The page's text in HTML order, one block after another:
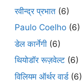
रवीन्द्र प्रभात (6)
Paulo Coelho (6)
डेल कार्नेगी (6)
थियोडॉर रूज़वेल्ट (6)
विलियम ऑर्थर वार्ड(6)